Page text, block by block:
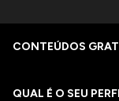
CONTEÚDOS
QUAL É O SEU